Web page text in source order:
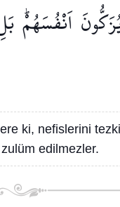
اَنْفُسَهُمْۜ
ki, nefislerini
edilmezler.